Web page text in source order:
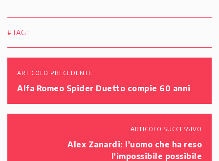
#TAG:
ARTICOLO PRECEDENTE
Alfa Romeo Spider Duetto compie 60 anni
ARTICOLO SUCCESSIVO
Alex Zanardi: l'uomo che ha reso
l'impossibile possibile